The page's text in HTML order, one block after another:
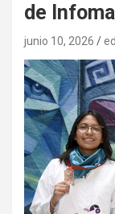
de
junio 10, 2026